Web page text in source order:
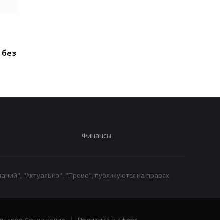
Финансы
"Актуально", "Промо", публикуются на правах